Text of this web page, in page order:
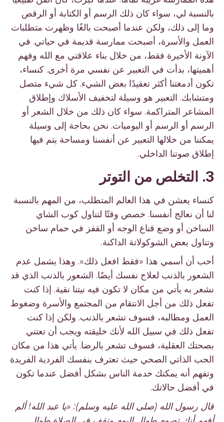
بالنسبة لي، سواء كان ذلك الرسم أو الكتابة أو الرقص
وما إلى ذلك، ولكن عندما أصبحت بالغًا وظهرت متطلبات
العمل والأسرة، أصبحت ممارسة قديمة في حياتي. في
الآونة الأخيرة فقط، من خلال بناء علاقتي مع الله وفهم
أهميتها، بدأت في التعبير عن نفسي مرة أخرى. كنساء،
تكون أدمغتنا أكثر تعقيدًا بعض الشيء. كل شيء متصل
ومتشابك. التعبير هو وسيلة لتخفيف الأسلاك وإطلاق
المشاعر المتراكمة. سواء كان ذلك من خلال الشعر أو
الرسم أو الرسم أو اليوميات. نحن بحاجة إلى وسيلة
يمكننا من خلالها التعبير عن أنفسنا ومساحة يتم فيها
إطلاق صوتنا الداخلي.
كنساء يعشن في هذا العالم المتطلب، من المهم بالنسبة
لنا أن نعالج أنفسنا. خصص وقتًا لتناول كوب الشاي
الساخن أو وضع قناع الوجه أو القفز في حمام ساخن
وتناول بعض الشوكولاتة الداكنة.
أحب أن أسمي هذا «فقط افعل ذلك». وهذا يشمل عدم
الشعور بالذنب لعلاج نفسك أيضًا. الشعور بالذنب الذي قد
نشعر به يأتي من مكان لا تكون فيه نيتنا نقية. إذا كنت
تفعل ذلك من أجل الانتقام من المجتمع والأسرة وضغوط
العمل ومطالبه، فسوف تشعر بالذنب. ولكن إذا كنت
تفعل ذلك في سبيل الله لأنك خليقته ويجب أن تعتني
بصحتك العقلية، فسوف تشعر بالرضا. يأتي هذا من مكان
الحب الذاتي الصحي حيث تعترف بنفسك الفردية الفريدة
وتفهم أنه يمكنك خدمة الناس بشكل أفضل عندما تكون
في أفضل حالاتك.
قال رسول الله (صلى الله عليه وسلم): «يا عبد الله! ألم